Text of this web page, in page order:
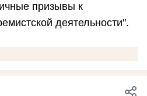
призывы к
деятельности".